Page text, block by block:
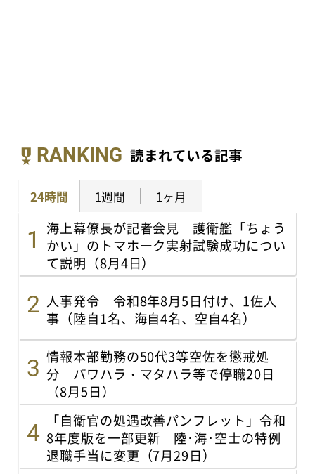
RANKING 読まれている記事
24時間 1週間 1ヶ月
海上幕僚長が記者会見 護衛艦「ちょう
かい」のトマホーク実射試験成功につい
て説明（8月4日）
人事発令 令和8年8月5日付け、1佐人
事（陸自1名、海自4名、空自4名）
情報本部勤務の50代3等空佐を懲戒処
分 パワハラ・マタハラ等で停職20日
（8月5日）
「自衛官の処遇改善パンフレット」令和
8年度版を一部更新 陸･海･空士の特例
退職手当に変更（7月29日）